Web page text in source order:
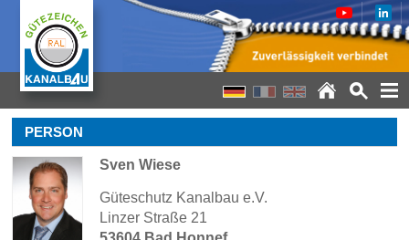
PERSON
Sven Wiese
Güteschutz Kanalbau e.V.
Linzer Straße 21